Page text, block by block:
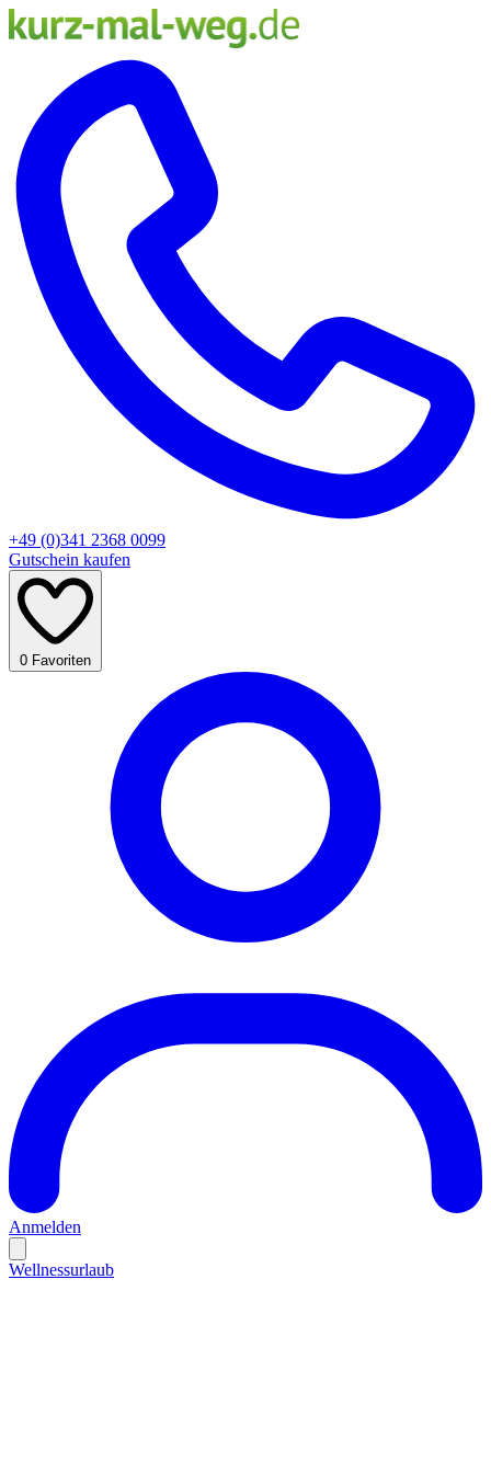
+49 (0)341 2368 0099
Gutschein kaufen
0 Favoriten
Anmelden
Wellnessurlaub